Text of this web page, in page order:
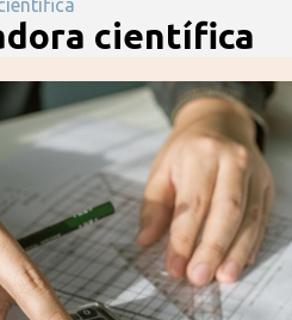
científica